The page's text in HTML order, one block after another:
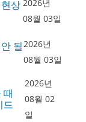
상 2026년
08월 03일
될2026년
08월 03일
때
드
2026년
08월 02
일